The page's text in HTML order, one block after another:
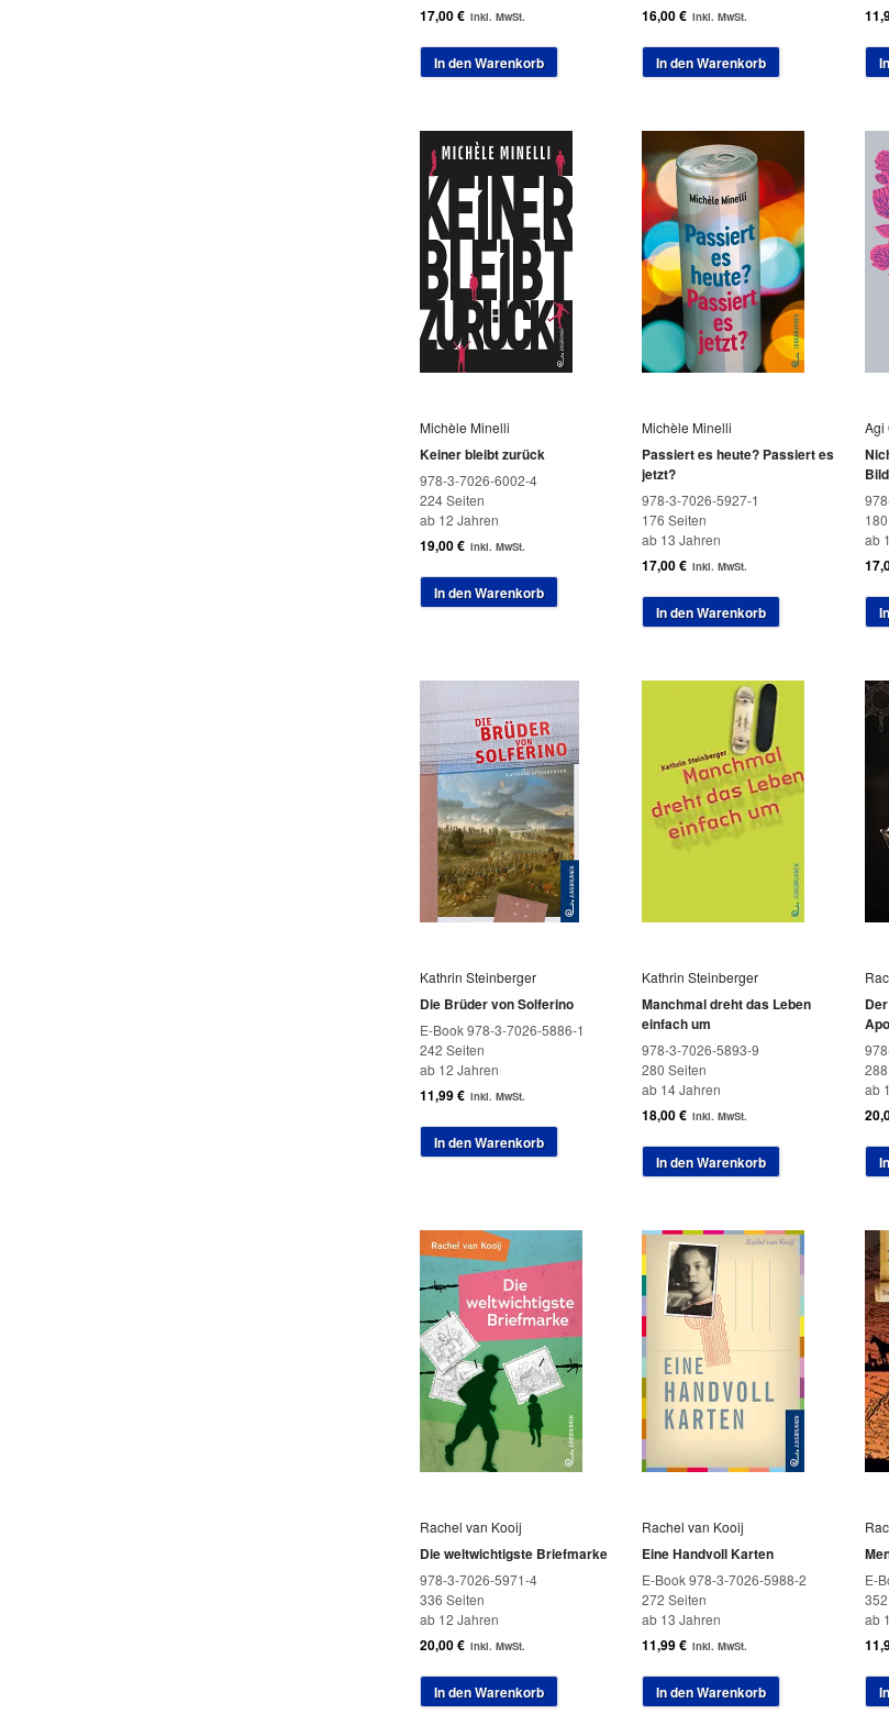
17,00€ inkl. MwSt.
In den Warenkorb
16,00€ inkl. MwSt.
In den Warenkorb
Michèle Minelli
Keiner bleibt zurück
978-3-7026-6002-4
224 Seiten
ab 12 Jahren
19,00€ inkl. MwSt.
In den Warenkorb
Michèle Minelli
Passiert es heute? Passiert es
jetzt?
978-3-7026-5927-1
176 Seiten
ab 13 Jahren
17,00€ inkl. MwSt.
In den Warenkorb
Agi
ab
Kathrin Steinberger
Die Brüder von Solferino
E-Book 978-3-7026-5886-1
242 Seiten
ab 12 Jahren
11,99€ inkl. MwSt.
In den Warenkorb
Kathrin Steinberger
Manchmal dreht das Leben
einfach um
978-3-7026-5893-9
280 Seiten
ab 14 Jahren
18,00€ inkl. MwSt.
In den Warenkorb
ab
Rachel van Kooij
Die weltwichtigste Briefmarke
978-3-7026-5971-4
336 Seiten
ab 12 Jahren
20,00€ inkl. MwSt.
In den Warenkorb
Rachel van Kooij
Eine Handvoll Karten
E-Book 978-3-7026-5988-2
272 Seiten
ab 13 Jahren
11,99€ inkl. MwSt.
In den Warenkorb
E-
ab